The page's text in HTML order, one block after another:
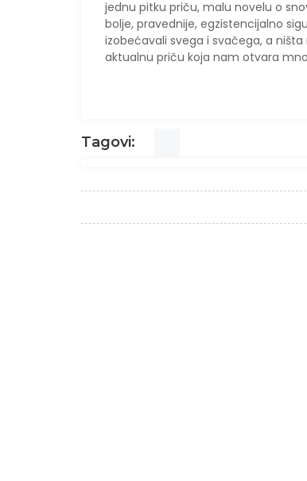
jednu pitku priču, malu novelu o
bolje, pravednije, egzistencijalno
izobećavali svega i svačega, a
aktualnu priču koja nam otvara
Tagovi: